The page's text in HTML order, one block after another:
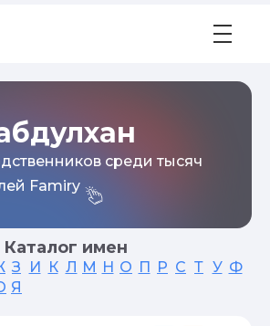
среди тысяч
Famiry
Каталог имен
З И К Л М Н О П Р С Т У Ф
Я